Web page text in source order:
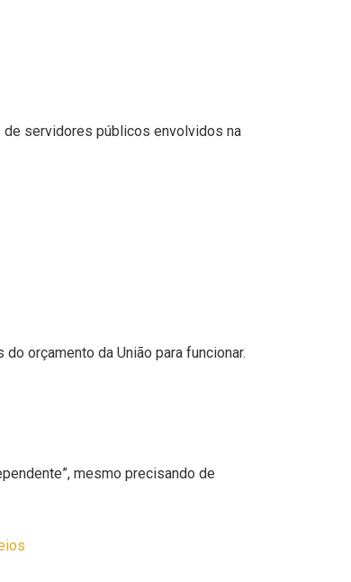
servidores públicos envolvidos na
orçamento da União para funcionar.
mesmo precisando de